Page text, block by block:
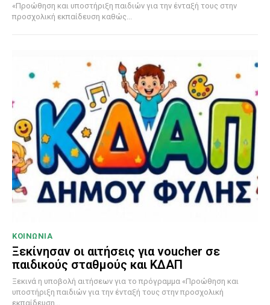
«Προώθηση και υποστήριξη παιδιών για την ένταξή τους στην
προσχολική εκπαίδευση καθώς...
ΚΟΙΝΩΝΙΑ
Ξεκίνησαν οι αιτήσεις για voucher σε
παιδικούς σταθμούς και ΚΔΑΠ
Ξεκινά η υποβολή αιτήσεων για το πρόγραμμα «Προώθηση και
υποστήριξη παιδιών για την ένταξή τους στην προσχολική
εκπαίδευση...